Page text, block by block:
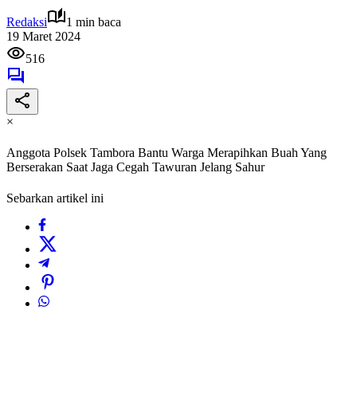
Redaksi
1 min baca
19 Maret 2024
516
×
Anggota Polsek Tambora Bantu Warga Merapihkan Buah Yang
Berserakan Saat Jaga Cegah Tawuran Jelang Sahur
Sebarkan artikel ini